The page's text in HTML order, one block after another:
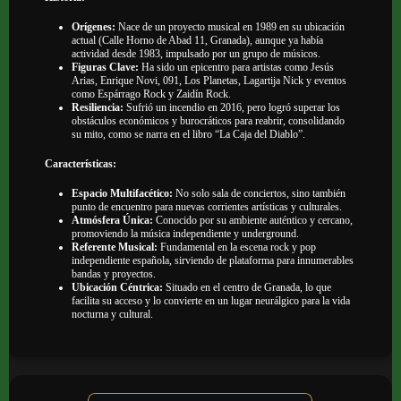
Orígenes: Nace de un proyecto musical en 1989 en su ubicación
actual (Calle Horno de Abad 11, Granada), aunque ya había
actividad desde 1983, impulsado por un grupo de músicos.
Figuras Clave: Ha sido un epicentro para artistas como Jesús
Arias, Enrique Novi, 091, Los Planetas, Lagartija Nick y eventos
como Espárrago Rock y Zaidín Rock.
Resiliencia: Sufrió un incendio en 2016, pero logró superar los
obstáculos económicos y burocráticos para reabrir, consolidando
su mito, como se narra en el libro “La Caja del Diablo”.
Características:
Espacio Multifacético: No solo sala de conciertos, sino también
punto de encuentro para nuevas corrientes artísticas y culturales.
Atmósfera Única: Conocido por su ambiente auténtico y cercano,
promoviendo la música independiente y underground.
Referente Musical: Fundamental en la escena rock y pop
independiente española, sirviendo de plataforma para innumerables
bandas y proyectos.
Ubicación Céntrica: Situado en el centro de Granada, lo que
facilita su acceso y lo convierte en un lugar neurálgico para la vida
nocturna y cultural.